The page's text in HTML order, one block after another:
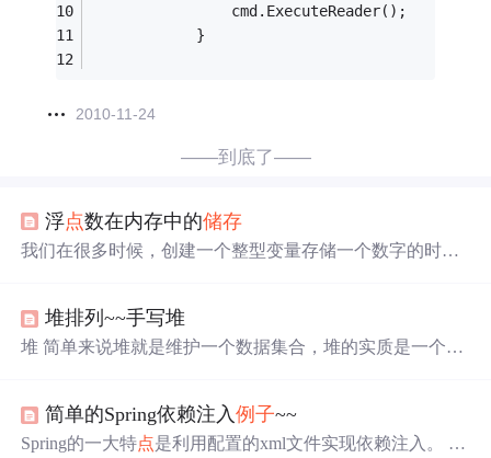
                cmd.ExecuteReader();
            }
2010-11-24
——到底了——
浮点数在内存中的储存
我们在很多时候，创建一个整型变量存储一个数字的时
今天我们就围绕着这个问题来进行探讨。常⻅的浮
3.14159、1E10等，浮点数家族包括： float、double、long d
堆排列~~手写堆
堆 简单来说堆就是维护一个数据集合，堆的实质是一个二
其左右孩子结点的值，称为小顶堆。 附上图 嘿嘿~： 今天
我们说的小顶堆的堆排列介个问题（我才不会告诉你们我
简单的Spring依赖注入例子~~
Spring的一大特点是利用配置的xml文件实现依赖注入。 所